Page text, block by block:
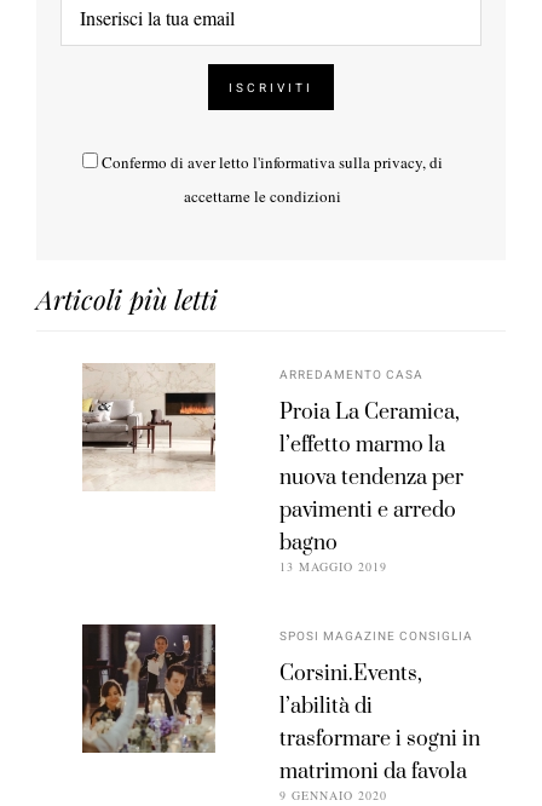
Confermo di aver letto l'informativa sulla privacy, di
accettarne le condizioni
Articoli più letti
ARREDAMENTO CASA
Proia La Ceramica,
l’effetto marmo la
nuova tendenza per
pavimenti e arredo
bagno
13 MAGGIO 2019
SPOSI MAGAZINE CONSIGLIA
Corsini.Events,
l’abilità di
trasformare i sogni in
matrimoni da favola
9 GENNAIO 2020